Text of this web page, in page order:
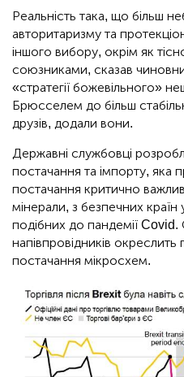
Реальність така, що більш
авторитаризму та
іншого вибору, окрім як
союзниками, сказав
«стратегії божевільного»
Брюсселем до більш
друзів, додали вони.
Державні службовці
постачання та імпорту, яка
постачання критично
мінерали, з безпечних країн
подібних до пандемії Covid.
напівпровідників окреслить
постачання мікросхем.